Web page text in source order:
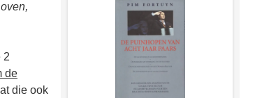
2
de
die ook